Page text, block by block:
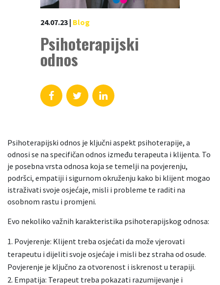
24.07.23 | Blog
Psihoterapijski
odnos
Psihoterapijski odnos je ključni aspekt psihoterapije, a
odnosi se na specifičan odnos između terapeuta i klijenta. To
je posebna vrsta odnosa koja se temelji na povjerenju,
podršci, empatiji i sigurnom okruženju kako bi klijent mogao
istraživati svoje osjećaje, misli i probleme te raditi na
osobnom rastu i promjeni.
Evo nekoliko važnih karakteristika psihoterapijskog odnosa:
Povjerenje: Klijent treba osjećati da može vjerovati
terapeutu i dijeliti svoje osjećaje i misli bez straha od osude.
Povjerenje je ključno za otvorenost i iskrenost u terapiji.
Empatija: Terapeut treba pokazati razumijevanje i